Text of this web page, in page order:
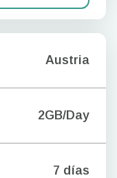
Austria
2GB/Day
7 días